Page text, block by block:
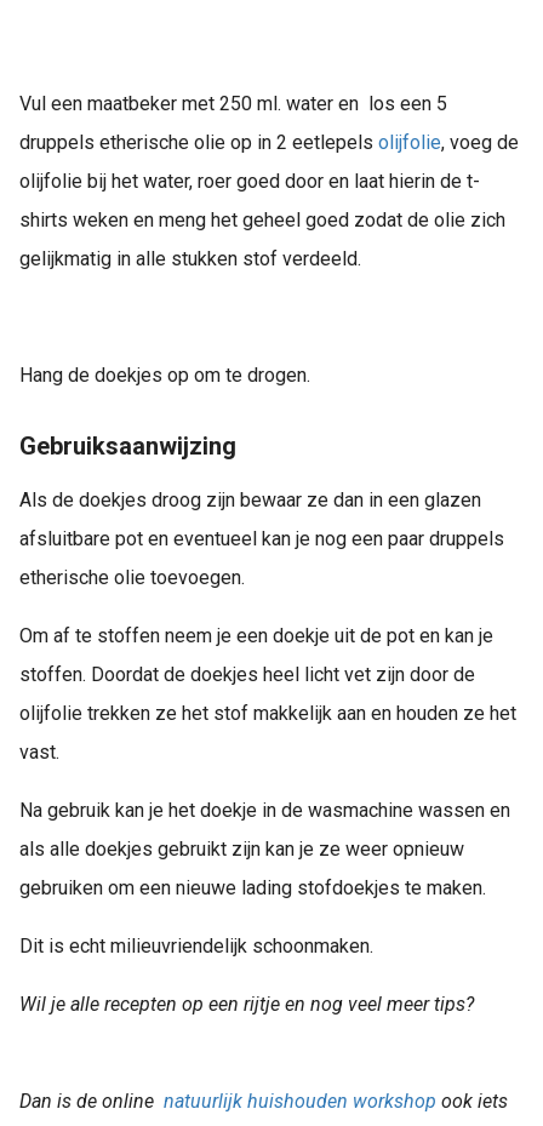
Vul een maatbeker met 250 ml. water en los een 5
druppels etherische olie op in 2 eetlepels olijfolie, voeg de
olijfolie bij het water, roer goed door en laat hierin de t-
shirts weken en meng het geheel goed zodat de olie zich
gelijkmatig in alle stukken stof verdeeld.
Hang de doekjes op om te drogen.
Gebruiksaanwijzing
Als de doekjes droog zijn bewaar ze dan in een glazen
afsluitbare pot en eventueel kan je nog een paar druppels
etherische olie toevoegen.
Om af te stoffen neem je een doekje uit de pot en kan je
stoffen. Doordat de doekjes heel licht vet zijn door de
olijfolie trekken ze het stof makkelijk aan en houden ze het
vast.
Na gebruik kan je het doekje in de wasmachine wassen en
als alle doekjes gebruikt zijn kan je ze weer opnieuw
gebruiken om een nieuwe lading stofdoekjes te maken.
Dit is echt milieuvriendelijk schoonmaken.
Wil je alle recepten op een rijtje en nog veel meer tips?
Dan is de online natuurlijk huishouden workshop ook iets